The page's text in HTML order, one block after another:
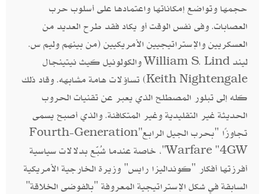
حجمها وتواضع إمكاناتها واعتمادها على أسلوب حرب
العصابات. وفى نفس الوقت أو يكاد فقد طرح العديد من
العسكريين والإستراتيجيين الأمريكيين (من بينهم وليم س.
ليند William S. Lind والكولونيل كيث نيتينجال
Keith Nightengale) تساؤلات هامة مشابهه. وقاد ذلك
كله إلى تبلور المصطلح الذي يعبر عن تقنيات الحروب
الحديثة غير التقليدية وغير المتكافئة. والذي أصبح يسمى
تجاوزًا "بحرب الجيل الرابع"Fourth-Generation
Warfare "4GW"، خاصة عندما شُبّع بدلالات سياسية
أفرزتها أفكار "كونداليزا رايس" وزيرة الخارجية الأمريكية
السابقة في شكل الإستراتيجية المعروفة "بالفوضى الخلاقة"